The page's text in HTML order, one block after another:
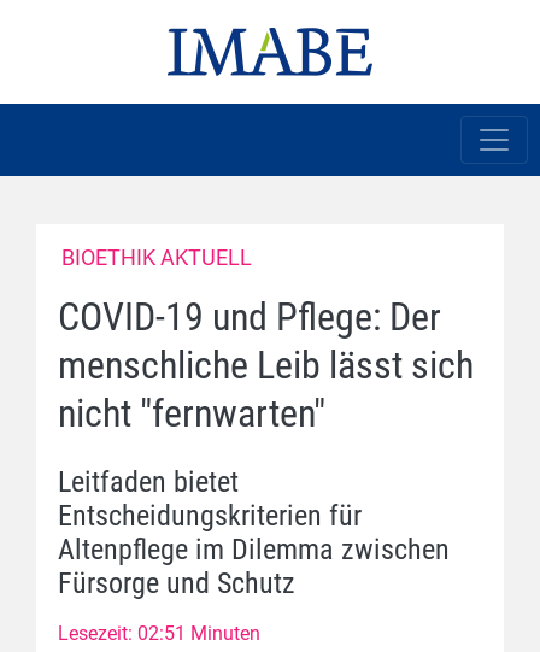
BIOETHIK AKTUELL
COVID-19 und Pflege: Der
menschliche Leib lässt sich
nicht "fernwarten"
Leitfaden bietet
Entscheidungskriterien für
Altenpflege im Dilemma zwischen
Fürsorge und Schutz
Lesezeit: 02:51 Minuten